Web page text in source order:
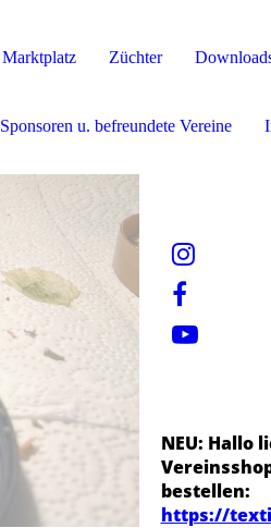
Marktplatz Züchter
Sponsoren u. befreundete Vereine
NEU: Hallo
bestellen:
https://